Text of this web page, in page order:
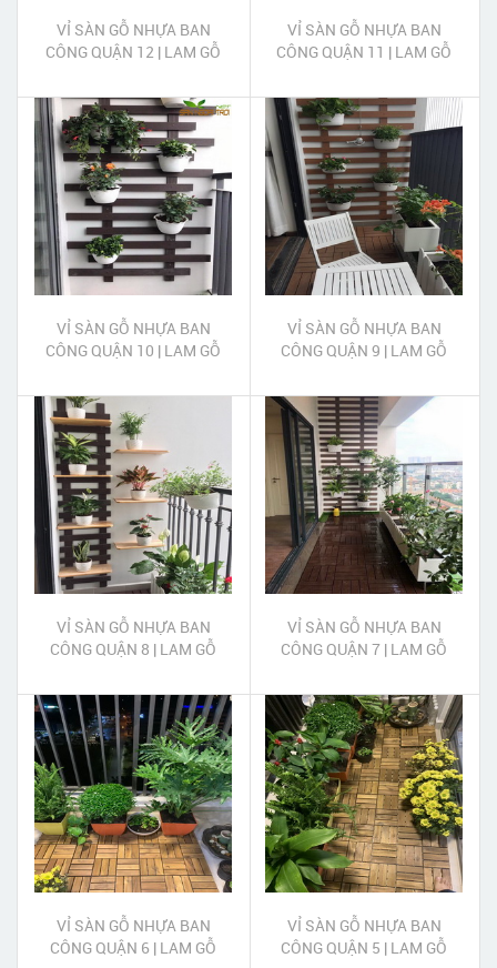
VỈ SÀN GỖ NHỰA BAN
CÔNG QUẬN 12 | LAM GỖ
CÔNG QUẬN 12
VỈ SÀN GỖ NHỰA BAN
CÔNG QUẬN 11 | LAM GỖ
CÔNG QUẬN 11
VỈ SÀN GỖ NHỰA BAN
CÔNG QUẬN 10 | LAM GỖ
CÔNG QUẬN 10
VỈ SÀN GỖ NHỰA BAN
CÔNG QUẬN 9 | LAM GỖ
CÔNG QUẬN 9
VỈ SÀN GỖ NHỰA BAN
CÔNG QUẬN 8 | LAM GỖ
CÔNG QUẬN 8
VỈ SÀN GỖ NHỰA BAN
CÔNG QUẬN 7 | LAM GỖ
CÔNG QUẬN 7
VỈ SÀN GỖ NHỰA BAN
CÔNG QUẬN 6 | LAM GỖ
VỈ SÀN GỖ NHỰA BAN
CÔNG QUẬN 5 | LAM GỖ